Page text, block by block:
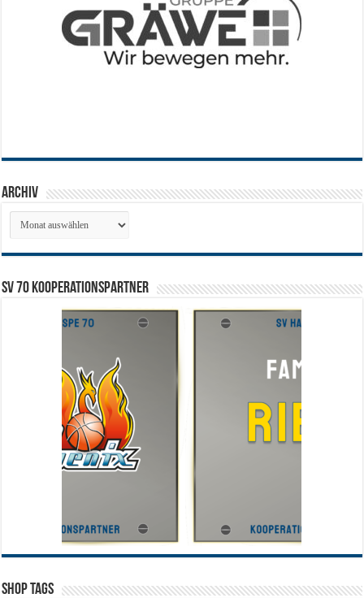
Archiv
Archiv
SV 70 Kooperationspartner
Shop Tags